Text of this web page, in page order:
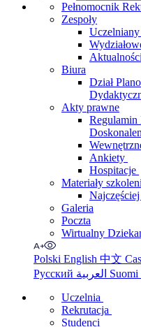
Pełnomocnik
Zespoły
Uczelniany
Aktualności
Biura
Dział
Akty prawne
Regulamin
Ankiety
Hospitacje
Materiały
Galeria
Poczta
Wirtualny
Polski English 中文
Русский
Suomi
Uczelnia
Rekrutacja
Studenci